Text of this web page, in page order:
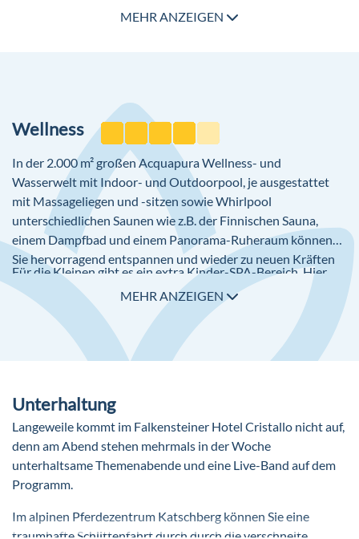
Snacks zwischen 12:00 und 13:00 Uhr
MEHR ANZEIGEN
Wellness
In der 2.000 m² großenAcquapuraWellness- und
Wasserwelt mit Indoor- und Outdoorpool, je ausgestattet
mit Massageliegen und -sitzen sowie Whirlpool
unterschiedlichen Saunen wiez.B. der Finnischen Sauna,
einem Dampfbad und einem Panorama-Ruheraum können
Sie hervorragend entspannen und wieder zu neuen Kräften
kommen. Ein qualifiziertes Team bietet Ihnen gegen Gebühr
Beauty-, Kosmetik- und Wellness-Anwendungen an. Gegen
Gebühr können Sie auch ins Solarium gehen. Den Spa Bereich
darf man ab 16 Jahren benutzen.
Für die Kleinen gibt es ein extra Kinder-SPA-Bereich. Hier
gibt es eine ca. 60 m² große Poollandschaft mit Rutsche,
Kindersauna und -dampfbad.
MEHR ANZEIGEN
Unterhaltung
Langeweile kommt im Falkensteiner Hotel Cristallo nicht auf,
denn am Abend stehen mehrmals in der Woche
unterhaltsame Themenabende und eine Live-Band auf dem
Programm.
Im alpinen Pferdezentrum Katschberg können Sie eine
traumhafte Schlittenfahrt durch durch die verschneite